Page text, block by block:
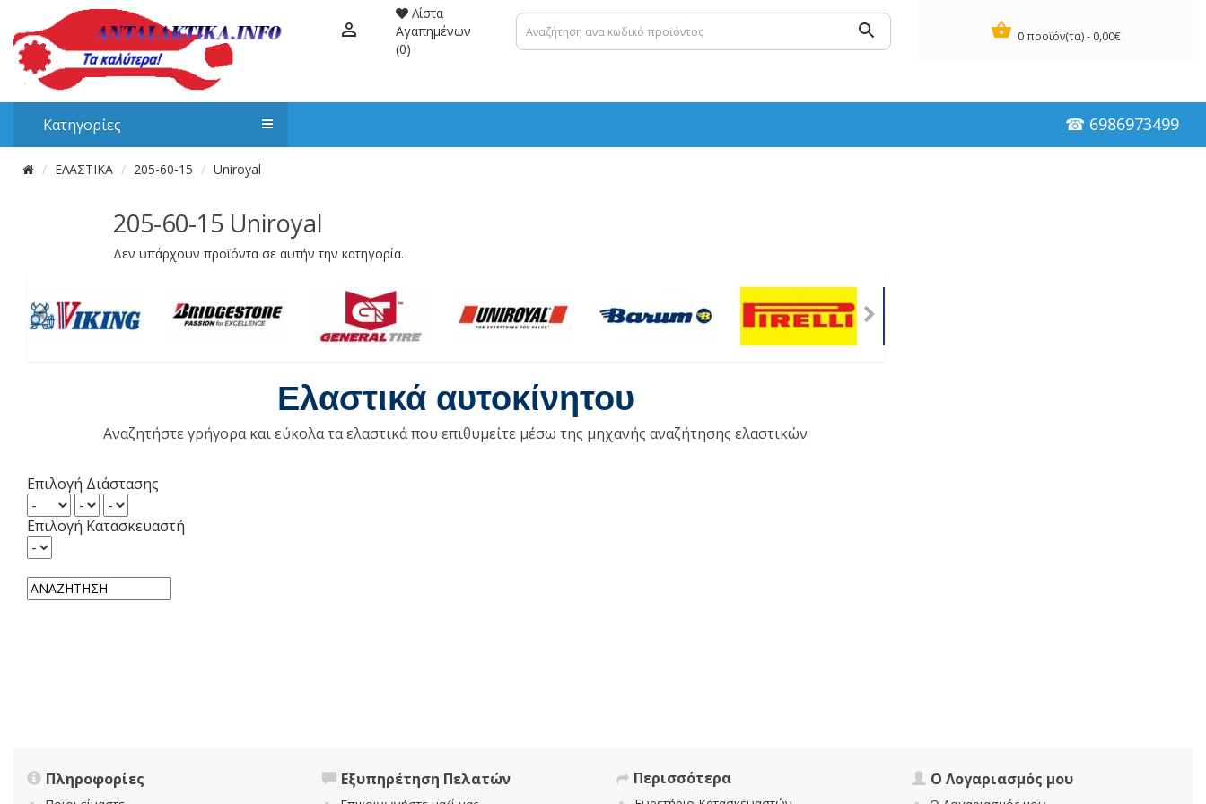
Λίστα
Αγαπημένων
(0)
0 προϊόν(τα) - 0,00€
Κατηγορίες ☎ 6986973499
ΕΛΑΣΤΙΚΑ 205-60-15 Uniroyal
205-60-15 Uniroyal
Δεν υπάρχουν προϊόντα σε αυτήν την κατηγορία.
Ελαστικά αυτοκίνητου
Αναζητήστε γρήγορα και εύκολα τα ελαστικά που επιθυμείτε μέσω της μηχανής αναζήτησης ελαστικών
Επιλογή Διάστασης
Επιλογή Κατασκευαστή
Πληροφορίες Εξυπηρέτηση Πελατών Περισσότερα Ο Λογαριασμός μου